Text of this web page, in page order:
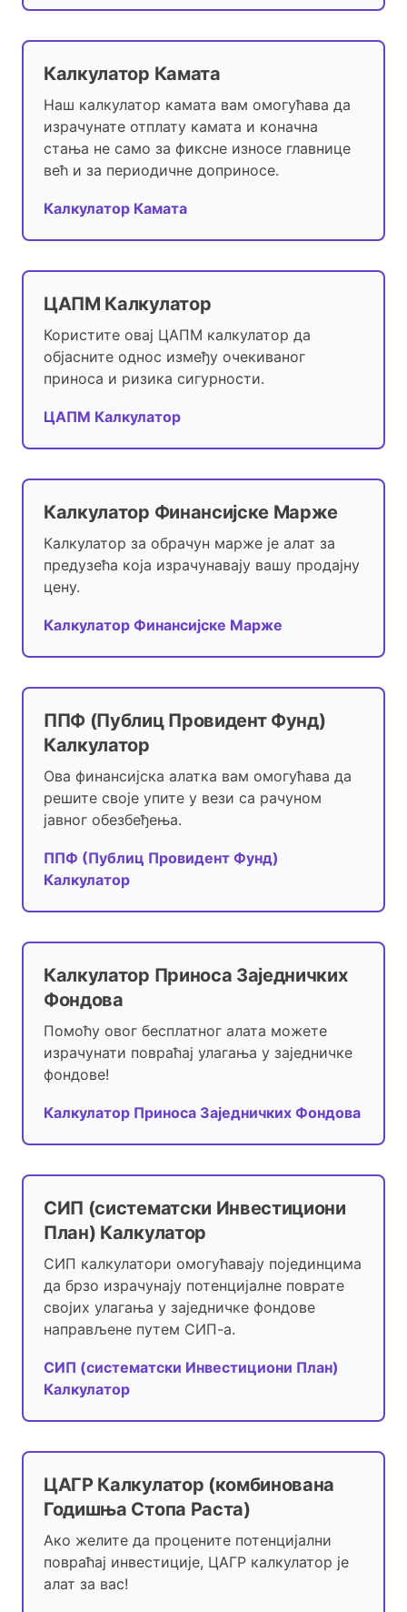
Калкулатор Камата
Наш калкулатор камата вам омогућава да
израчунате отплату камата и коначна
стања не само за фиксне износе главнице
већ и за периодичне доприносе.
Калкулатор Камата
ЦАПМ Калкулатор
Користите овај ЦАПМ калкулатор да
објасните однос између очекиваног
приноса и ризика сигурности.
ЦАПМ Калкулатор
Калкулатор Финансијске Марже
Калкулатор за обрачун марже је алат за
предузећа која израчунавају вашу продајну
цену.
Калкулатор Финансијске Марже
ППФ (Публиц Провидент Фунд)
Калкулатор
Ова финансијска алатка вам омогућава да
решите своје упите у вези са рачуном
јавног обезбеђења.
ППФ (Публиц Провидент Фунд)
Калкулатор
Калкулатор Приноса Заједничких
Фондова
Помоћу овог бесплатног алата можете
израчунати повраћај улагања у заједничке
фондове!
Калкулатор Приноса Заједничких Фондова
СИП (систематски Инвестициони
План) Калкулатор
СИП калкулатори омогућавају појединцима
да брзо израчунају потенцијалне поврате
својих улагања у заједничке фондове
направљене путем СИП-а.
СИП (систематски Инвестициони План)
Калкулатор
ЦАГР Калкулатор (комбинована
Годишња Стопа Раста)
Ако желите да процените потенцијални
повраћај инвестиције, ЦАГР калкулатор је
алат за вас!